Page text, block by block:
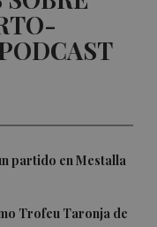
partido en Mestalla
Trofeu Taronja de